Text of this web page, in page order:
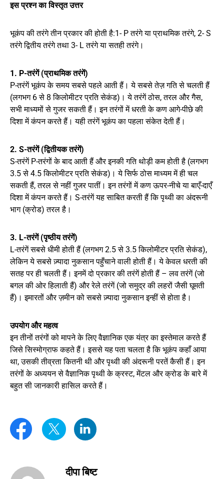
इस प्रश्न का विस्तृत उत्तर
भूकंप की तरंगे तीन प्रकार की होती है:1- P तरंगे या प्राथमिक तरंगे, 2- S
तरंगे द्वितीय तरंगे तथा 3- L तरंगे या सतही तरंगे।
1. P-तरंगें (प्राथमिक तरंगें)
P-तरंगें भूकंप के समय सबसे पहले आती हैं। ये सबसे तेज़ गति से चलती हैं
(लगभग 6 से 8 किलोमीटर प्रति सेकंड)। ये तरंगें ठोस, तरल और गैस,
सभी माध्यमों से गुजर सकती हैं। इन तरंगों में धरती के कण आगे-पीछे की
दिशा में कंपन करते हैं। यही तरंगें भूकंप का पहला संकेत देती हैं।
2. S-तरंगें (द्वितीयक तरंगें)
S-तरंगें P-तरंगों के बाद आती हैं और इनकी गति थोड़ी कम होती है (लगभग
3.5 से 4.5 किलोमीटर प्रति सेकंड)। ये सिर्फ ठोस माध्यम में ही चल
सकती हैं, तरल से नहीं गुजर पातीं। इन तरंगों में कण ऊपर-नीचे या बाएँ-दाएँ
दिशा में कंपन करते हैं। S-तरंगें यह साबित करती हैं कि पृथ्वी का अंदरूनी
भाग (क्रोड) तरल है।
3. L-तरंगें (पृष्ठीय तरंगें)
L-तरंगें सबसे धीमी होती हैं (लगभग 2.5 से 3.5 किलोमीटर प्रति सेकंड),
लेकिन ये सबसे ज़्यादा नुकसान पहुँचाने वाली होती हैं। ये केवल धरती की
सतह पर ही चलती हैं। इनमें दो प्रकार की तरंगें होती हैं – लव तरंगें (जो
बगल की ओर हिलाती हैं) और रेले तरंगें (जो समुद्र की लहरों जैसी घूमती
हैं)। इमारतों और ज़मीन को सबसे ज़्यादा नुकसान इन्हीं से होता है।
उपयोग और महत्व
इन तीनों तरंगों को मापने के लिए वैज्ञानिक एक यंत्र का इस्तेमाल करते हैं
जिसे सिस्मोग्राफ कहते हैं। इससे यह पता चलता है कि भूकंप कहाँ आया
था, उसकी तीव्रता कितनी थी और पृथ्वी की अंदरूनी परतें कैसी हैं। इन
तरंगों के अध्ययन से वैज्ञानिक पृथ्वी के क्रस्ट, मेंटल और क्रोड के बारे में
बहुत सी जानकारी हासिल करते हैं।
दीपा बिष्ट